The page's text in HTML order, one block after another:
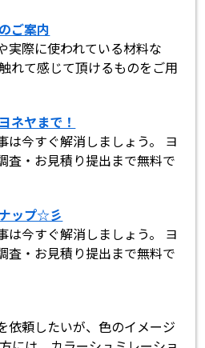
ご案内
実際に使われている材料な
れて感じて頂けるものをご用
ネヤまで！
は今すぐ解消しましょう。 ヨ
査・お見積り提出まで無料で
ップ☆彡
は今すぐ解消しましょう。 ヨ
査・お見積り提出まで無料で
依頼したいが、色のイメージ